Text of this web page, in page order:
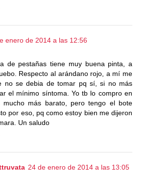
enero de 2014 a las 12:56
de pestañas tiene muy buena pinta, a
Respecto al arándano rojo, a mí me
no se debia de tomar pq sí, si no más
el mínimo síntoma. Yo tb lo compro en
mucho más barato, pero tengo el bote
por eso, pq como estoy bien me dijeron
Un saludo
24 de enero de 2014 a las 13:05